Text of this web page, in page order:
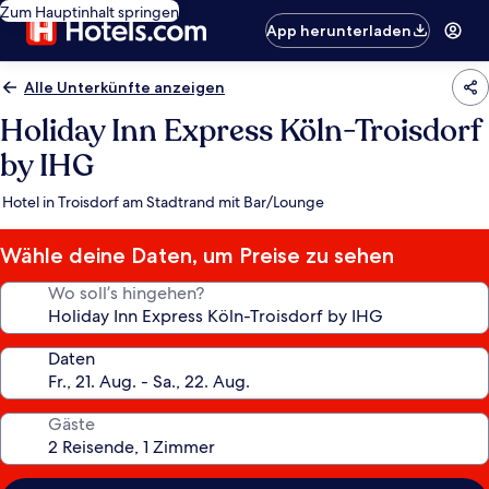
Zum Hauptinhalt springen
App herunterladen
Alle Unterkünfte anzeigen
Holiday Inn Express Köln-Troisdorf
by IHG
Hotel in Troisdorf am Stadtrand mit Bar/Lounge
Wähle deine Daten, um Preise zu sehen
Wo soll’s hingehen?
Daten
Gäste